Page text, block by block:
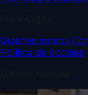
Quiénes somos
Política de cookies